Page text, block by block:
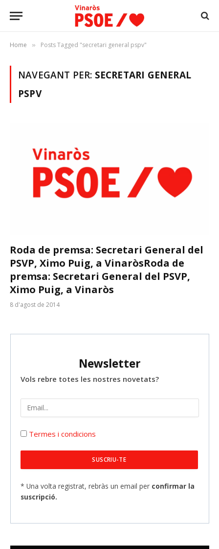
Home » Posts Tagged "secretari general pspv"
NAVEGANT PER: SECRETARI GENERAL
PSPV
Roda de premsa: Secretari General del
PSVP, Ximo Puig, a VinaròsRoda de
premsa: Secretari General del PSVP,
Ximo Puig, a Vinaròs
8 d'agost de 2014
Newsletter
Vols rebre totes les nostres novetats?
Termes i condicions
* Una volta registrat, rebràs un email per confirmar la
suscripció.